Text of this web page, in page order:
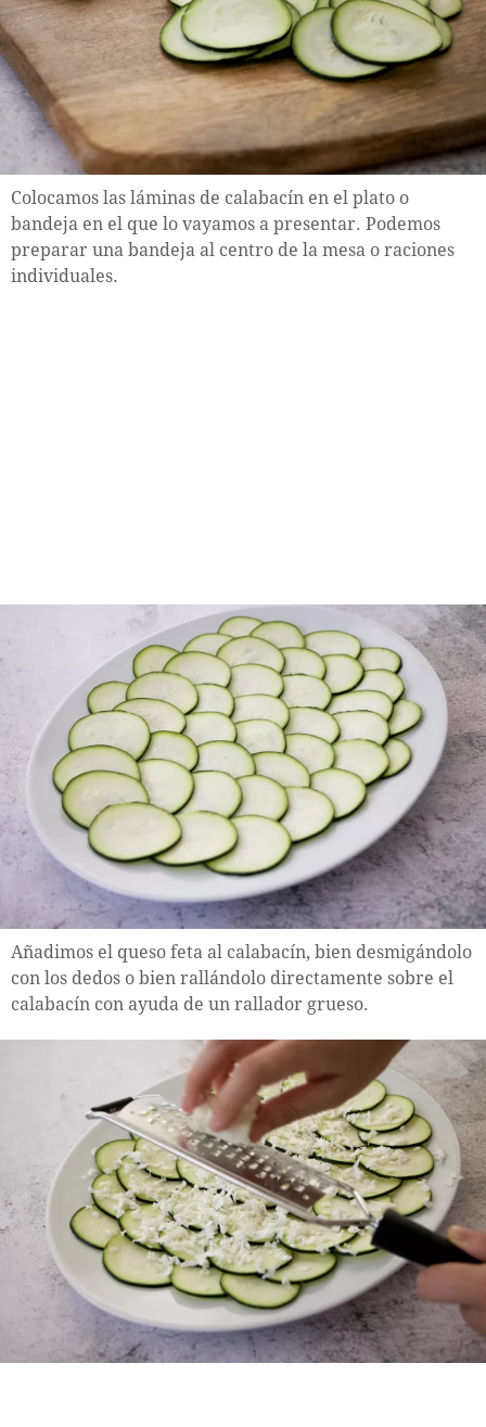
Colocamos las láminas de calabacín en el plato o
bandeja en el que lo vayamos a presentar. Podemos
preparar una bandeja al centro de la mesa o raciones
individuales.
Añadimos el queso feta al calabacín, bien desmigándolo
con los dedos o bien rallándolo directamente sobre el
calabacín con ayuda de un rallador grueso.